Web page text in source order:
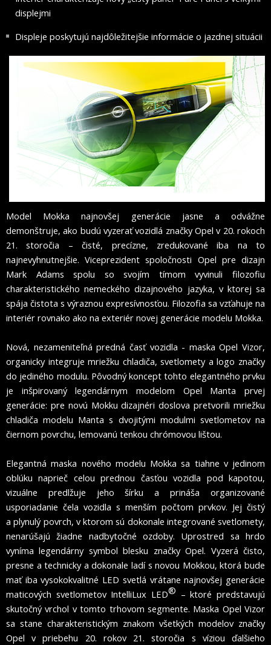
displejmi
Displeje poskytujú najdôležitejšie informácie o jazdnej situácii
Model Mokka najnovšej generácie jasne a odvážne
demonštruje, ako budú vyzerať vozidlá značky Opel v 20. rokoch
21. storočia – čisté, precízne, zredukované iba na to
najnevyhnutnejšie. Viceprezident spoločnosti Opel pre dizajn
Mark Adams spolu so svojím tímom vyvinuli filozofiu
charakteristického nemeckého dizajnového jazyka, v ktorej sa
spája čistota s výraznou expresívnosťou. Filozofia sa vzťahuje na
interiér rovnako ako na exteriér novej generácie modelu Mokka.
Nová, nezameniteľná predná časť vozidla - maska Opel Vizor,
organicky integruje mriežku chladiča, svetlomety a logo značky
do jediného modulu. Pôvodný koncept tohto elegantného prvku
je inšpirovaný legendárnym modelom Opel Manta prvej
generácie: pre novú Mokku dizajnéri doslova pretvorili mriežku
chladiča modelu Manta s dvojitými modulmi svetlometov na
čiernom povrchu, lemovanú tenkou chrómovou lištou.
Elegantná maska nového modelu Mokka sa tiahne v jedinom
oblúku naprieč celou prednou časťou vozidla pod kapotou,
vizuálne predlžuje jeho šírku a prináša organizované
usporiadanie čela vozidla s menším počtom prvkov. Jej čistý
a plynulý povrch, v ktorom sú dokonale integrované svetlomety,
nenarúšajú žiadne nadbytočné ozdoby. Uprostred sa hrdo
vyníma legendárny symbol blesku značky Opel. Vyzerá čisto,
presne a technicky a dokonale ladí s novou Mokkou, ktorá bude
mať iba vysokokvalitné LED svetlá vrátane najnovšej generácie
maticových svetlometov IntelliLux LED® – ktoré predstavujú
skutočný vrchol v tomto trhovom segmente. Maska Opel Vizor
sa stane charakteristickým znakom všetkých modelov značky
Opel v priebehu 20. rokov 21. storočia s víziou ďalšieho